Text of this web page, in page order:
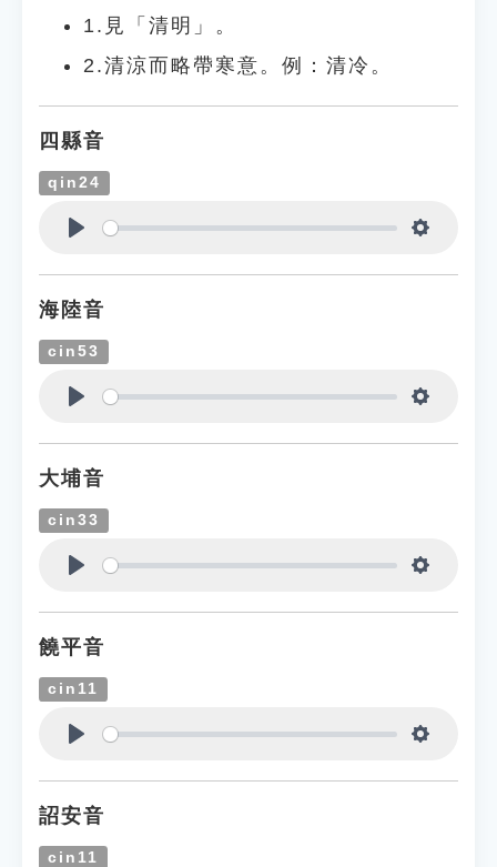
1.見「清明」。
2.清涼而略帶寒意。例：清冷。
四縣音
qin24
海陸音
cin53
大埔音
cin33
饒平音
cin11
詔安音
cin11